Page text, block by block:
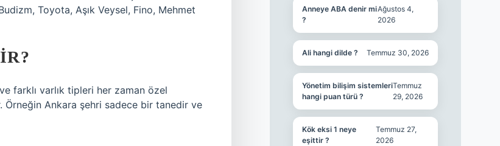
Toyota, Aşık Veysel, Fino, Mehmet
farklı varlık tipleri her zaman özel
Örneğin Ankara şehri sadece bir tanedir ve
Anneye ABA denir mi
?
Ağustos 4,
2026
Ali hangi dilde ? Temmuz 30, 2026
Yönetim bilişim sistemleri
hangi puan türü ?
Temmuz
29, 2026
Kök eksi 1 neye
eşittir ?
Temmuz 27,
2026